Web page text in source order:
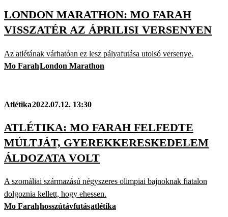
LONDON MARATHON: MO FARAH
VISSZATÉR AZ ÁPRILISI VERSENYEN
Az atlétának várhatóan ez lesz pályafutása utolsó versenye.
Mo FarahLondon Marathon
Atlétika2022.07.12. 13:30
ATLÉTIKA: MO FARAH FELFEDTE
MÚLTJÁT, GYEREKKERESKEDELEM
ÁLDOZATA VOLT
A szomáliai származású négyszeres olimpiai bajnoknak fiatalon
dolgoznia kellett, hogy ehessen.
Mo Farahhosszútávfutásatlétika